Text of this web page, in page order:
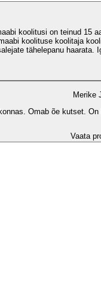
koolitusi on teinud 15
koolituse koolitaja
tähelepanu
Merike
Omab õe kutset.
Vaata